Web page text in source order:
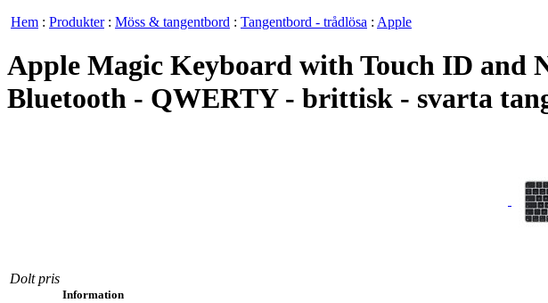
Hem : Produkter: Möss & tangentbord : Tangentbord - trådlösa : Apple
Apple Magic Keyboard with Touch ID and
Bluetooth - QWERTY - brittisk - svarta
Dolt pris
Information